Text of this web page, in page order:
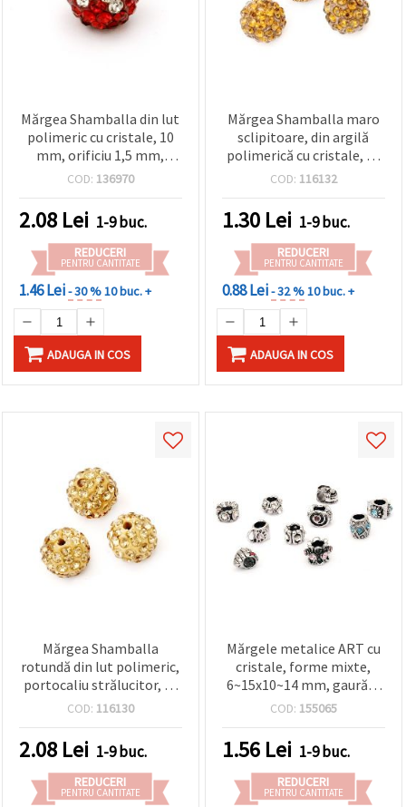
Mărgea Shamballa din lut
polimeric cu cristale, 10
mm, orificiu 1,5 mm,
bicolor alb-roșu, pentru
COD: 136970
2.08 Lei 1-9 buc.
REDUCERI
PENTRU CANTITATE
1.46 Lei- 30 %10 buc. +
ADAUGA IN COS
Mărgea Shamballa maro
sclipitoare, din argilă
polimerică cu cristale, 10
mm, gaură 1,5 mm –
bijuteriilor și proiecte
handmade
COD: 116132
1.30 Lei 1-9 buc.
REDUCERI
PENTRU CANTITATE
0.88 Lei- 32 %10 buc. +
ADAUGA IN COS
Mărgea Shamballa
rotundă din lut polimeric,
portocaliu strălucitor, cu
cristale rhinestone
mm – ideală pentru
bijuterii, accesorii și
proiecte DIY & handmade
COD: 116130
2.08 Lei 1-9 buc.
REDUCERI
PENTRU CANTITATE
Mărgele metalice ART cu
cristale, forme mixte,
6~15x10~14 mm, gaură: 6
mm
COD: 155065
1.56 Lei 1-9 buc.
REDUCERI
PENTRU CANTITATE